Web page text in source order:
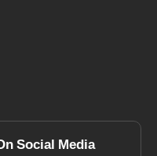
Social Media